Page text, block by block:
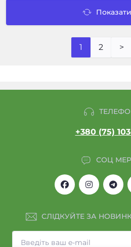
1 2 >
+380 (75)
СОЦ
СЛІДКУЙТЕ ЗА